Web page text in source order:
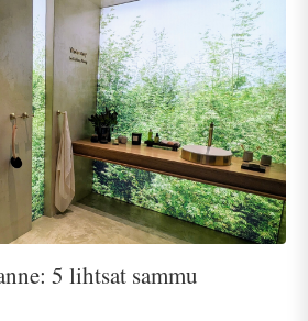
5 lihtsat sammu